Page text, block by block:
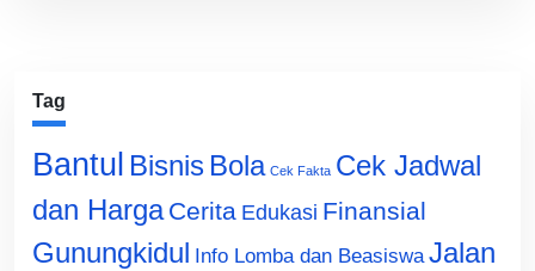
Tag
Bantul Bisnis Bola Cek Fakta Cek Jadwal
dan Harga Cerita Edukasi Finansial
Gunungkidul Info Lomba dan Beasiswa Jalan